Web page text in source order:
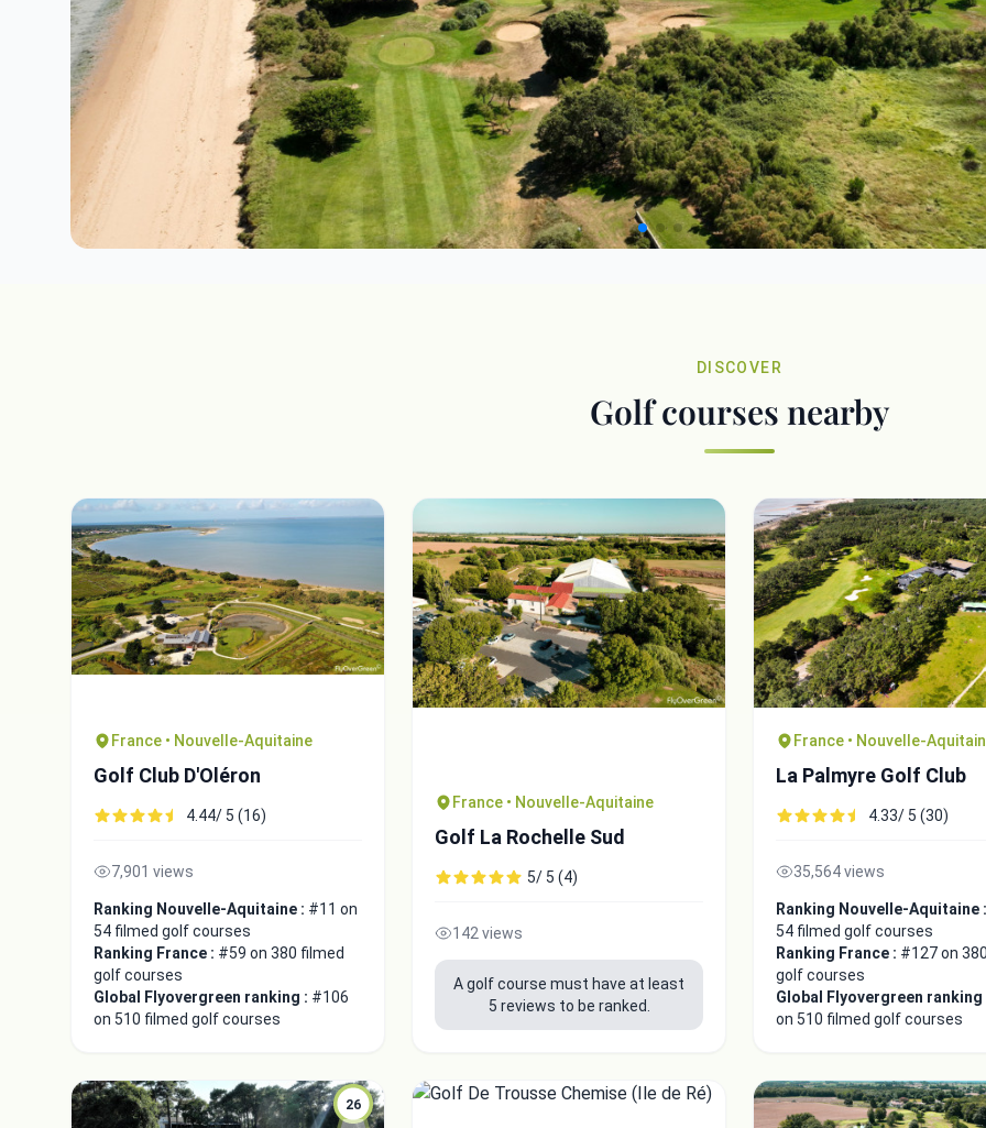
DISCOVER
Golf courses nearby
France • Nouvelle-Aquitaine
Golf Club D'Oléron
4.44/ 5 (16)
7,901 views
Ranking Nouvelle-Aquitaine : #11 on
54 filmed golf courses
Ranking France : #59 on 380 filmed
golf courses
Global Flyovergreen ranking : #106
on 510 filmed golf courses
France • Nouvelle-Aquitaine
Golf La Rochelle Sud
5/ 5 (4)
142 views
A golf course must have at least
5 reviews to be ranked.
France • Nouvelle-
La Palmyre Golf Club
4.33/ 5 (30)
35,564 views
Ranking Nouvelle-Aquitaine :
54 filmed golf courses
Ranking France : #127 on
golf courses
Global Flyovergreen ranking
on 510 filmed golf courses
26